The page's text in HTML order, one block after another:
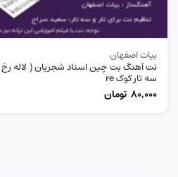
بیات اصفهان
نت آهنگ بت چین استاد شجریان ( لاله رخ
سه تار کوک re
80,000 تومان